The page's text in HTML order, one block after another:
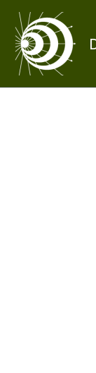
para
conteúdo